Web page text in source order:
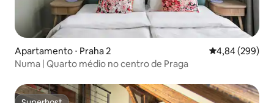
Apartamento ⋅ Praha 2 4,84 de uma
4,84 (299)
Numa | Quarto médio no centro de Praga